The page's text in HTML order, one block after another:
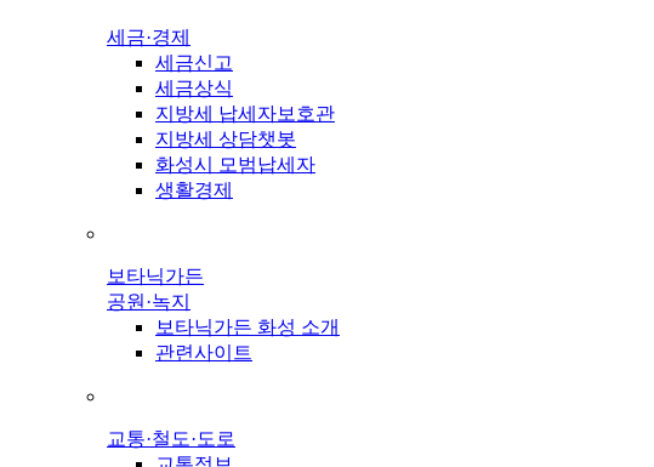
세금·경제
세금신고
세금상식
지방세 납세자보호관
지방세 상담챗봇
화성시 모범납세자
생활경제
보타닉가든
공원·녹지
보타닉가든 화성 소개
관련사이트
교통·철도·도로